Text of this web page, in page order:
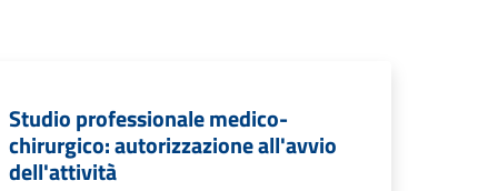
Studio professionale medico-
chirurgico: autorizzazione all'avvio
dell'attività